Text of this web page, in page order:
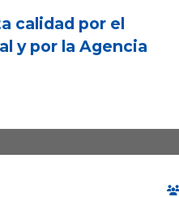
calidad por el
y por la Agencia